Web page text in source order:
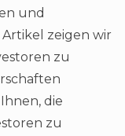
und
zeigen wir
zu
die
zu